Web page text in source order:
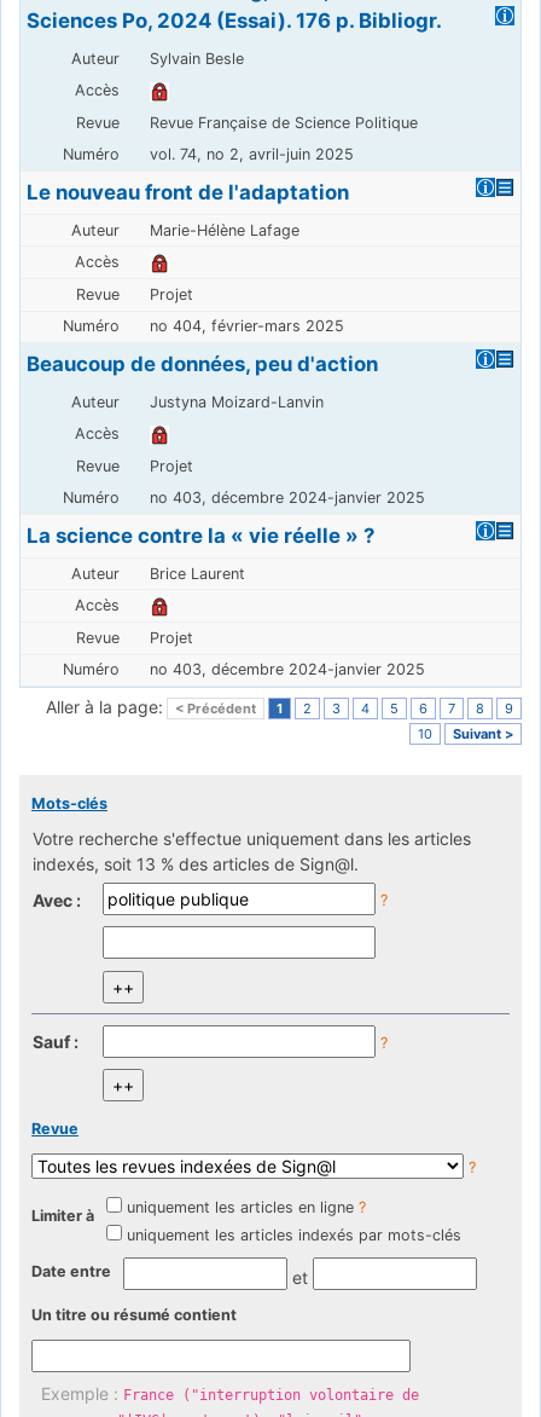
Sciences Po, 2024 (Essai). 176 p. Bibliogr.
Sylvain Besle
Revue Française de Science Politique
vol. 74, no 2, avril-juin 2025
Le nouveau front de l'adaptation
Marie-Hélène Lafage
Projet
no 404, février-mars 2025
Beaucoup de données, peu d'action
Justyna Moizard-Lanvin
Projet
no 403, décembre 2024-janvier 2025
La science contre la « vie réelle » ?
Brice Laurent
Projet
no 403, décembre 2024-janvier 2025
Aller à la page: < Précédent 1 2 3 4 5 6 7 8
9
10
Suivant >
Mots-clés
Votre recherche s'effectue uniquement dans les articles
indexés, soit 13 % des articles de Sign@l.
Avec :
?
Sauf : ?
Revue
?
Limiter à uniquement les articles en ligne ?
uniquement les articles indexés par mots-clés
Date entre et
Un titre ou résumé contient
Exemple : France ("interruption volontaire de